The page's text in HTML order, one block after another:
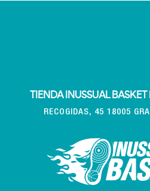
TIENDA INUSSUAL
RECOGIDAS, 45 18005